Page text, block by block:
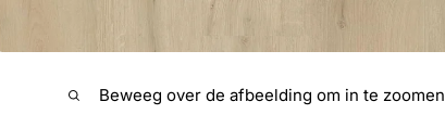
Beweeg over de afbeelding om in te zoomen